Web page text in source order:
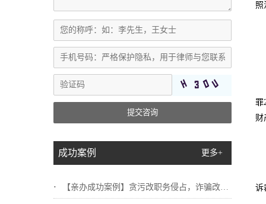
提交咨询
成功案例 更多+
【亲办成功案例】贪污改职务侵占，诈骗改挪...
照
罪
财
诉